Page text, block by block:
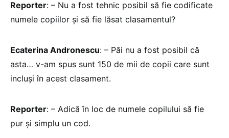
Reporter: – Nu a fost tehnic posibil să fie codificate
numele copiilor şi să fie lăsat clasamentul?
Ecaterina Andronescu: – Păi nu a fost posibil că
asta… v-am spus sunt 150 de mii de copii care sunt
incluşi în acest clasament.
Reporter: – Adică în loc de numele copilului să fie
pur şi simplu un cod.